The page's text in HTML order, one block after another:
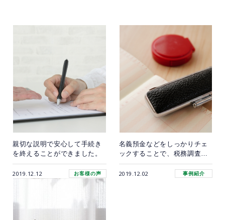
親切な説明で安心して手続き
を終えることができました。
2019.12.12 お客様の声
名義預金などをしっかりチェ
ックすることで、税務調査を
防いだ事例
2019.12.02
事例紹介